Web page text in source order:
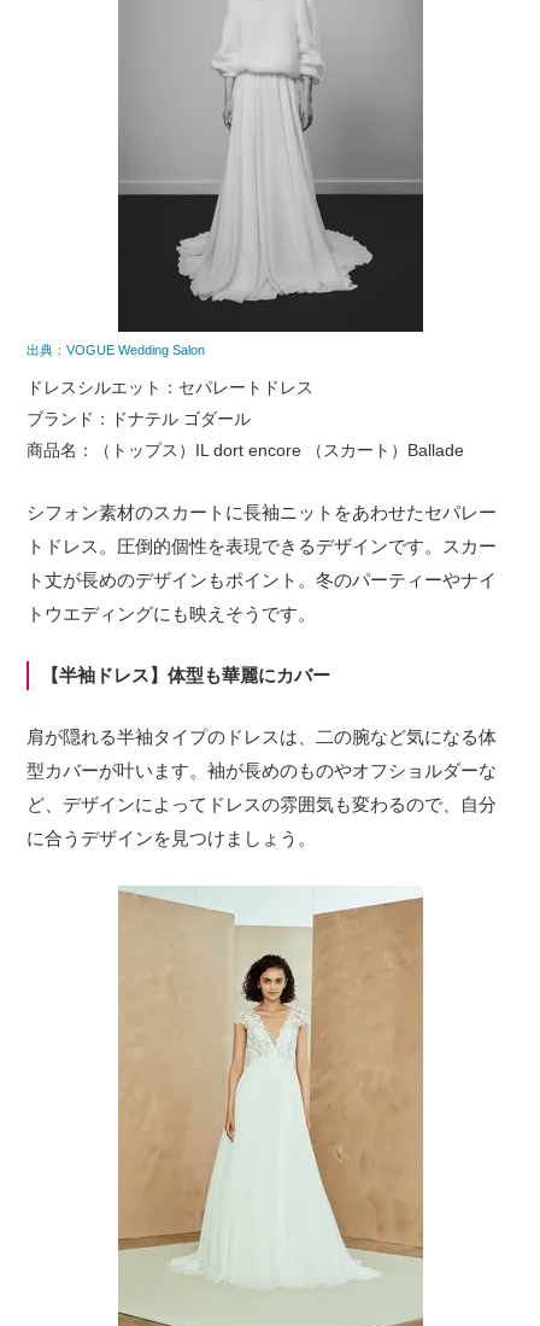
出典：VOGUE Wedding Salon
ドレスシルエット：セパレートドレス
ブランド：ドナテル ゴダール
商品名：（トップス）IL dort encore （スカート）Ballade
シフォン素材のスカートに長袖ニットをあわせたセパレー
トドレス。圧倒的個性を表現できるデザインです。スカー
ト丈が長めのデザインもポイント。冬のパーティーやナイ
トウエディングにも映えそうです。
【半袖ドレス】体型も華麗にカバー
肩が隠れる半袖タイプのドレスは、二の腕など気になる体
型カバーが叶います。袖が長めのものやオフショルダーな
ど、デザインによってドレスの雰囲気も変わるので、自分
に合うデザインを見つけましょう。